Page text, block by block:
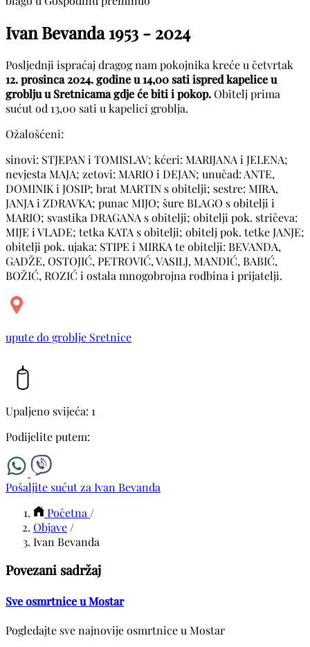
Ivan Bevanda1953 - 2024
Posljednji ispraćaj dragog nam pokojnika kreće u četvrtak
12. prosinca 2024. godine u 14,00 sati ispred kapelice u
groblju u Sretnicama gdje će biti i pokop.Obitelj prima
sućut od 13,00 sati u kapelici groblja.
Ožalošćeni:
sinovi: STJEPAN i TOMISLAV; kćeri: MARIJANA i JELENA;
nevjesta MAJA; zetovi: MARIO i DEJAN; unučad: ANTE,
DOMINIK i JOSIP; brat MARTIN s obitelji; sestre: MIRA,
JANJA i ZDRAVKA; punac MIJO; šure BLAGO s obitelji i
MARIO; svastika DRAGANA s obitelji; obitelji pok. stričeva:
MIJE i VLADE; tetka KATA s obitelji; obitelj pok. tetke JANJE;
obitelji pok. ujaka: STIPE i MIRKA te obitelji: BEVANDA,
GADŽE, OSTOJIĆ, PETROVIĆ, VASILJ, MANDIĆ, BABIĆ,
BOŽIĆ, ROZIĆ i ostala mnogobrojna rodbina i prijatelji.
upute do groblje Sretnice
Upaljeno svijeća: 1
Podijelite putem:
Pošaljite sućut za Ivan Bevanda
Početna /
Objave /
Ivan Bevanda
Povezani sadržaj
Sve osmrtnice u Mostar
Pogledajte sve najnovije osmrtnice u Mostar